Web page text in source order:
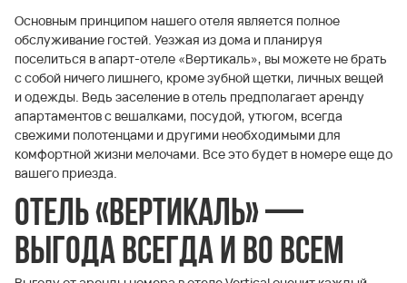
Основным принципом нашего отеля является полное
обслуживание гостей. Уезжая из дома и планируя
поселиться в апарт-отеле «Вертикаль», вы можете не брать
с собой ничего лишнего, кроме зубной щетки, личных вещей
и одежды. Ведь заселение в отель предполагает аренду
апартаментов с вешалками, посудой, утюгом, всегда
свежими полотенцами и другими необходимыми для
комфортной жизни мелочами. Все это будет в номере еще до
вашего приезда.
Отель «Вертикаль» —
выгода всегда и во всем